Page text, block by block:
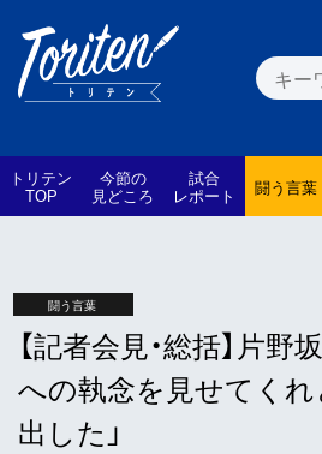
トリテン
TOP
今節の
見どころ
試合
レポート 闘う言葉
闘う言葉
【記者会見・総括】片野
への執念を見せてくれ
出した」